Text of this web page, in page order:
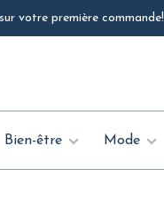
votre première commande!
Bien-être Mode